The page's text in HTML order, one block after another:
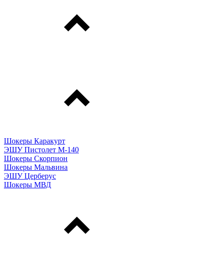
Шокеры Каракурт
ЭШУ Пистолет М-140
Шокеры Скорпион
Шокеры Мальвина
ЭШУ Церберус
Шокеры МВД